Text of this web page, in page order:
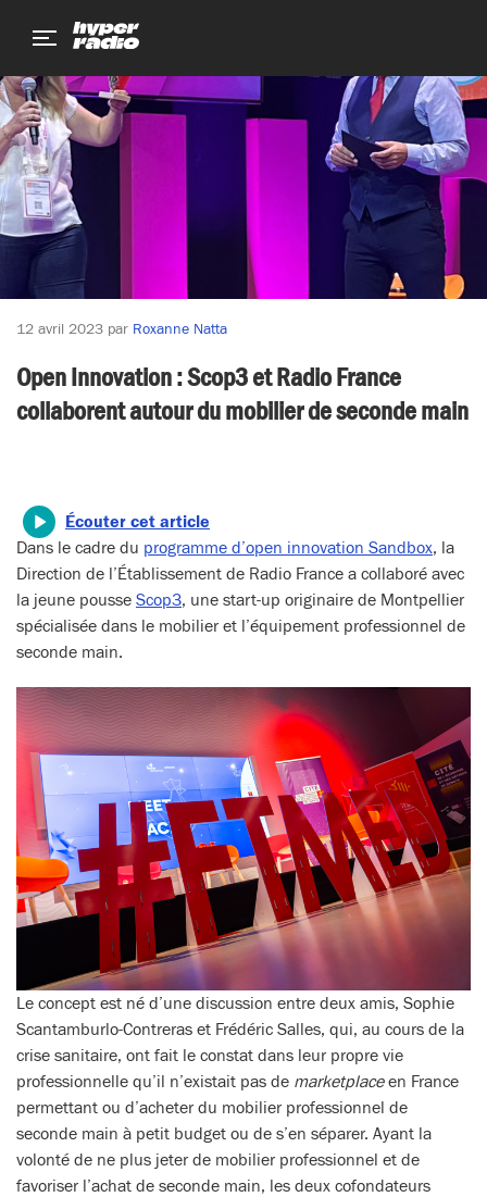
de
page
12 avril 2023 par Roxanne Natta
Open Innovation : Scop3 et Radio France
collaborent autour du mobilier de seconde main
Écouter cet article
Dans le cadre du programme d’open innovation Sandbox, la
Direction de l’Établissement de Radio France a collaboré avec
la jeune pousse Scop3, une start-up originaire de Montpellier
spécialisée dans le mobilier et l’équipement professionnel de
seconde main.
Le concept est né d’une discussion entre deux amis, Sophie
Scantamburlo-Contreras et Frédéric Salles, qui, au cours de la
crise sanitaire, ont fait le constat dans leur propre vie
professionnelle qu’il n’existait pas de marketplaceen France
permettant ou d’acheter du mobilier professionnel de
seconde main à petit budget ou de s’en séparer. Ayant la
volonté de ne plus jeter de mobilier professionnel et de
favoriser l’achat de seconde main, les deux cofondateurs